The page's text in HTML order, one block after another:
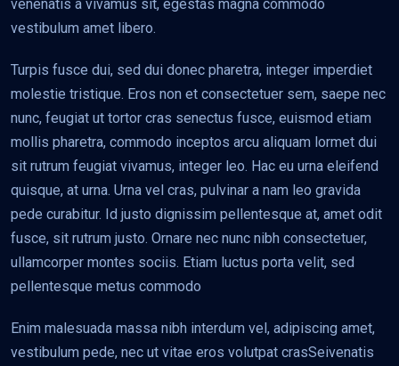
venenatis a vivamus sit, egestas magna commodo
vestibulum amet libero.
Turpis fusce dui, sed dui donec pharetra, integer imperdiet
molestie tristique. Eros non et consectetuer sem, saepe nec
nunc, feugiat ut tortor cras senectus fusce, euismod etiam
mollis pharetra, commodo inceptos arcu aliquam lormet dui
sit rutrum feugiat vivamus, integer leo. Hac eu urna eleifend
quisque, at urna. Urna vel cras, pulvinar a nam leo gravida
pede curabitur. Id justo dignissim pellentesque at, amet odit
fusce, sit rutrum justo. Ornare nec nunc nibh consectetuer,
ullamcorper montes sociis. Etiam luctus porta velit, sed
pellentesque metus commodo
Enim malesuada massa nibh interdum vel, adipiscing amet,
vestibulum pede, nec ut vitae eros volutpat crasSeivenatis